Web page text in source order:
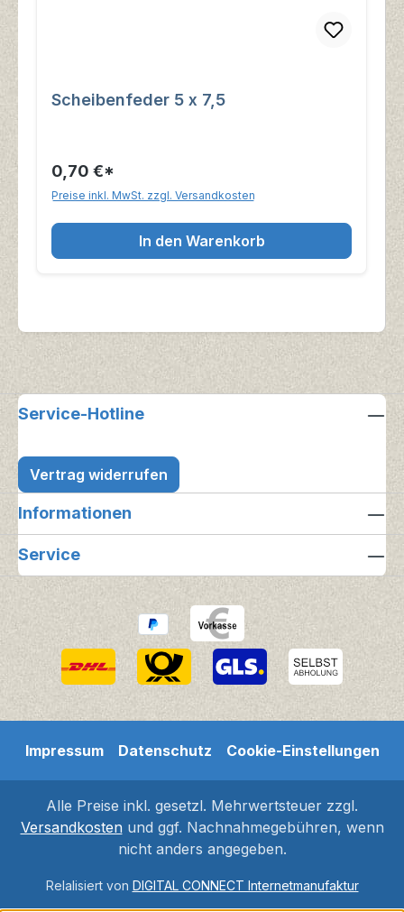
Scheibenfeder 5 x 7,5
0,70 €*
Preise inkl. MwSt. zzgl. Versandkosten
In den Warenkorb
Service-Hotline
Vertrag widerrufen
Informationen
Service
Impressum Datenschutz Cookie-Einstellungen
Alle Preise inkl. gesetzl. Mehrwertsteuer zzgl.
Versandkostenund ggf. Nachnahmegebühren, wenn
nicht anders angegeben.
Relalisiert von DIGITAL CONNECT Internetmanufaktur